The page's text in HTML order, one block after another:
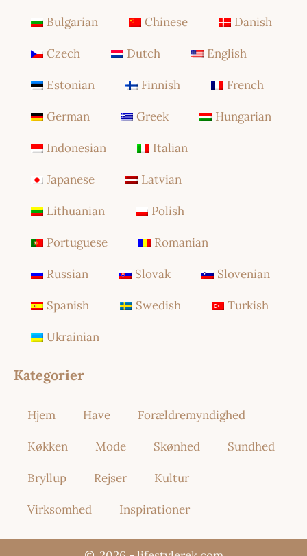
Bulgarian Chinese Danish
Czech Dutch English
Estonian Finnish French
German Greek Hungarian
Indonesian Italian
Japanese Latvian
Lithuanian Polish
Portuguese Romanian
Russian Slovak Slovenian
Spanish Swedish Turkish
Ukrainian
Kategorier
Hjem Have Forældremyndighed
Køkken Mode Skønhed Sundhed
Bryllup Rejser Kultur
Virksomhed Inspirationer